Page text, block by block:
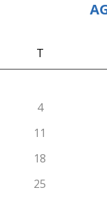
T
4
11
18
25